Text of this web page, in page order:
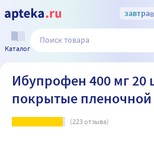
завтрав
Каталог
Ибупрофен 400 мг 20
покрытые пленочной
(223отзыва)